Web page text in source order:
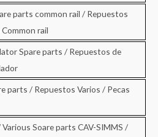
parts common rail / Repuestos
rail
Spare parts / Repuestos de
parts / Repuestos Varios / Pecas
Various Soare parts CAV-SIMMS /